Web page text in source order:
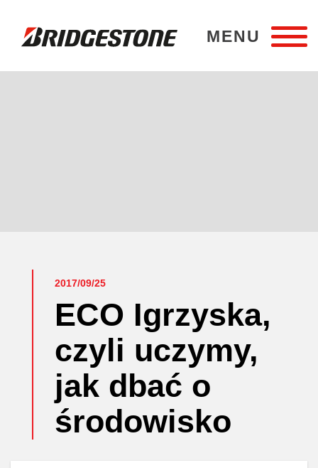
MENU
ECO Igrzyska,
czyli uczymy,
jak dbać o
środowisko
2017/09/25